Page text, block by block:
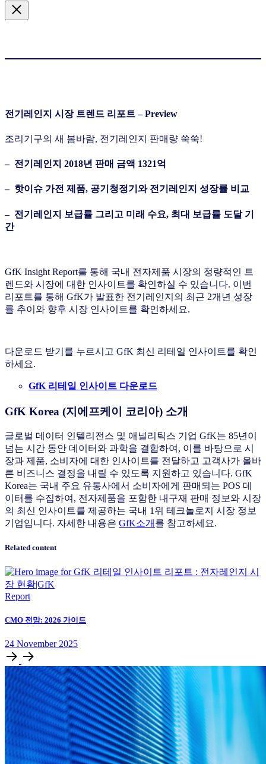
전기레인지 시장 트렌드 리포트–Preview
조리기구의 새 봄바람, 전기레인지 판매량 쑥쑥!
– 전기레인지 2018년 판매 금액 1321억
– 핫이슈 가전 제품, 공기청정기와 전기레인지 성장률 비교
– 전기레인지 보급률 그리고 미래 수요, 최대 보급률 도달 기
간
GfK Insight Report를 통해 국내 전자제품 시장의 정량적인 트
렌드와 시장에 대한 인사이트를 확인하실 수 있습니다. 이번
리포트를 통해 GfK가 발표한 전기레인지의 최근 2개년 성장
률 추이와 향후 시장 인사이트를 확인하세요.
다운로드 받기를 누르시고 GfK 최신 리테일 인사이트를 확인
하세요.
GfK 리테일 인사이트 다운로드
GfK Korea (지에프케이 코리아) 소개
글로벌 데이터 인텔리전스 및 애널리틱스 기업 GfK는 85년이
넘는 시간 동안 데이터와 과학을 결합하여, 이를 바탕으로 시
장과 제품, 소비자에 대한 인사이트를 전달하고 고객사가 올바
른 비즈니스 결정을 내릴 수 있도록 지원하고 있습니다. GfK
Korea는 국내 주요 유통사에서 소비자에게 판매되는 POS 데
이터를 수집하여, 전자제품을 포함한 내구재 판매 정보와 시장
의 최신 인사이트를 제공하는 국내 1위 테크놀로지 시장 정보
기업입니다. 자세한 내용은 GfK소개 를 참고하세요.
Related content
Report
CMO 전망: 2026 가이드
24 November 2025